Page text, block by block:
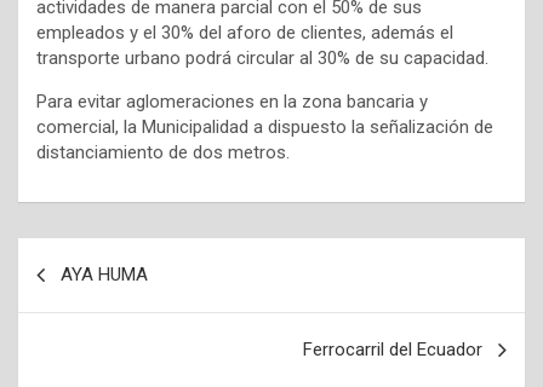
actividades de manera parcial con el 50% de sus
empleados y el 30% del aforo de clientes, además el
transporte urbano podrá circular al 30% de su capacidad.
Para evitar aglomeraciones en la zona bancaria y
comercial, la Municipalidad a dispuesto la señalización de
distanciamiento de dos metros.
AYA HUMA
Ferrocarril del Ecuador